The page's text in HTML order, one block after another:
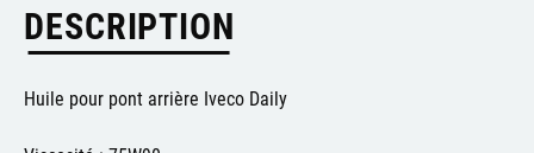
DESCRIPTION
Huile pour pont arrière Iveco Daily